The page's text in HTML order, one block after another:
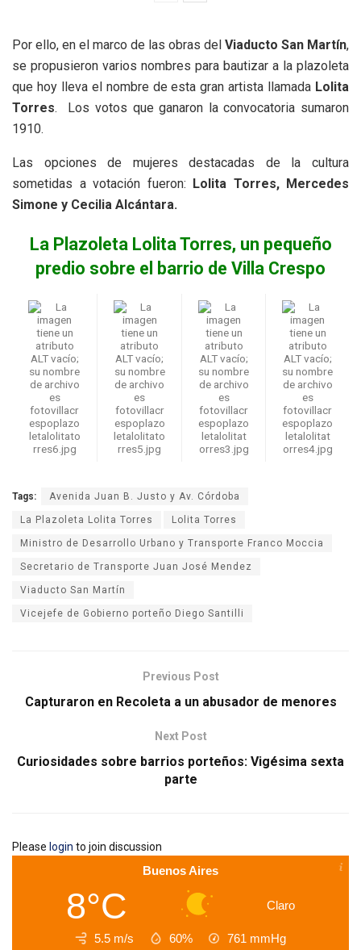
Por ello, en el marco de las obras del Viaducto San Martín,
se propusieron varios nombres para bautizar a la plazoleta
que hoy lleva el nombre de esta gran artista llamada Lolita
Torres. Los votos que ganaron la convocatoria sumaron
1910.
Las opciones de mujeres destacadas de la cultura
sometidas a votación fueron: Lolita Torres, Mercedes
Simone y Cecilia Alcántara.
La Plazoleta Lolita Torres, un pequeño
predio sobre el barrio de Villa Crespo
Tags: Avenida Juan B. Justo y Av. Córdoba
La Plazoleta Lolita Torres Lolita Torres
Ministro de Desarrollo Urbano y Transporte Franco Moccia
Secretario de Transporte Juan José Mendez
Viaducto San Martín
Vicejefe de Gobierno porteño Diego Santilli
Previous Post
Capturaron en Recoleta a un abusador de menores
Next Post
Curiosidades sobre barrios porteños: Vigésima sexta
parte
Please login to join discussion
Buenos Aires
8°C Claro
5.5 m/s 60% 761 mmHg